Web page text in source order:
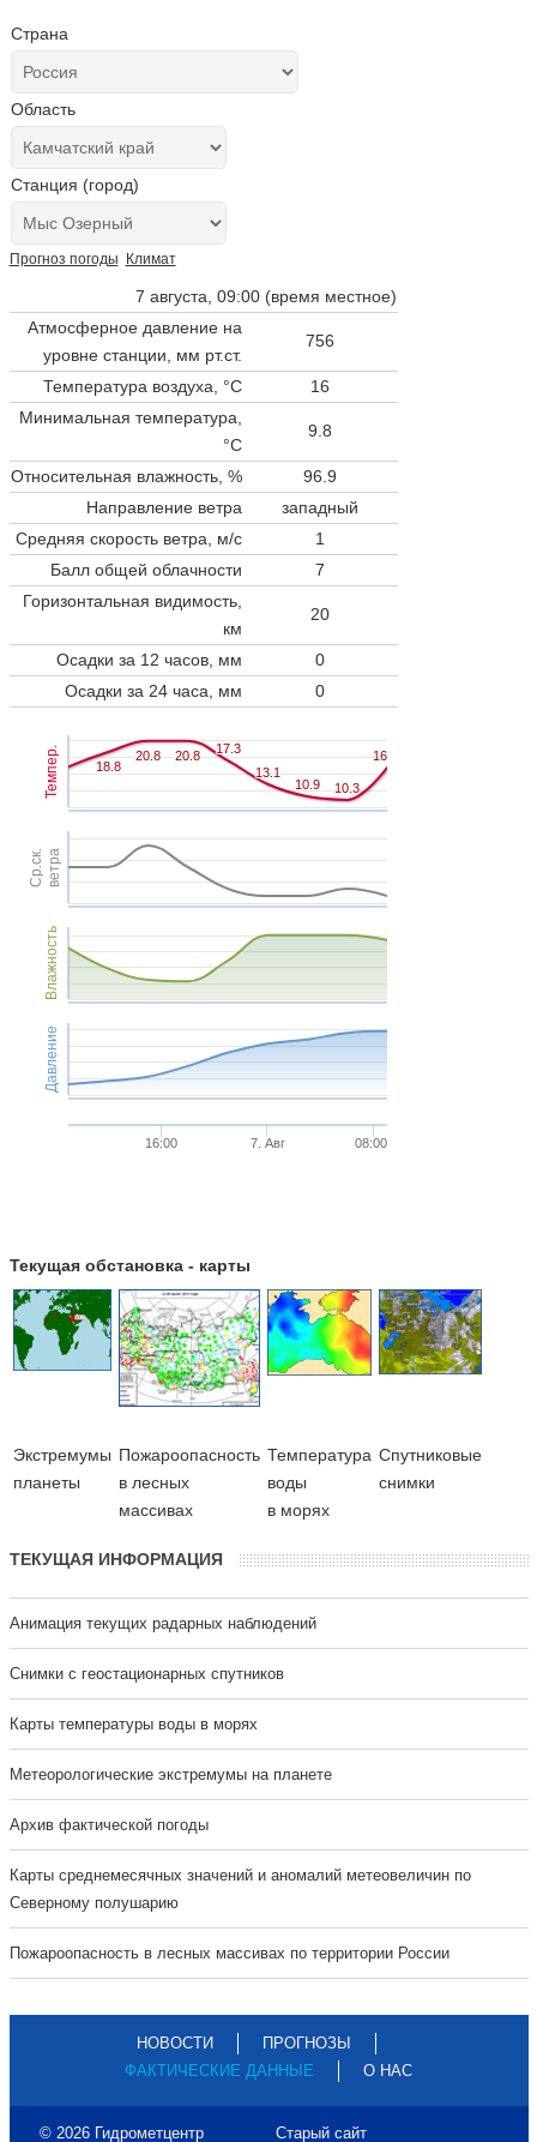
Страна
Область
Станция (город)
Прогноз погоды Климат
7 августа, 09:00 (время местное)
Атмосферное давление на
уровне станции, мм рт.ст.
756
Температура воздуха, °C
16
Минимальная температура,
°C
9.8
Относительная влажность, %
96.9
Направление ветра
западный
Средняя скорость ветра, м/с
1
Балл общей облачности
7
Горизонтальная видимость,
км
20
Осадки за 12 часов, мм
0
Осадки за 24 часа, мм
0
Темпер.
Ср.ск.ветра
Влажность
Давление
18.8
18.8
20.8
20.8 20.8
20.8 17.3
17.3
13.1
13.1
10.9
10.9 10.3
10.3
16
16
16:00 7. Авг 08:00
Текущая обстановка - карты
Экстремумы
планеты
Пожароопасность
в лесных
массивах
Температура
воды
в морях
Cпутниковые
снимки
ТЕКУЩАЯ ИНФОРМАЦИЯ
Анимация текущих радарных наблюдений
Cнимки с геостационарных спутников
Карты температуры воды в морях
Метеорологические экстремумы на планете
Архив фактической погоды
Карты среднемесячных значений и аномалий метеовеличин по
Северному полушарию
Пожароопасность в лесных массивах по территории России
НОВОСТИ
ПРОГНОЗЫ
ФАКТИЧЕСКИЕ ДАННЫЕ
О НАС
© 2026 Гидрометцентр
Старый сайт